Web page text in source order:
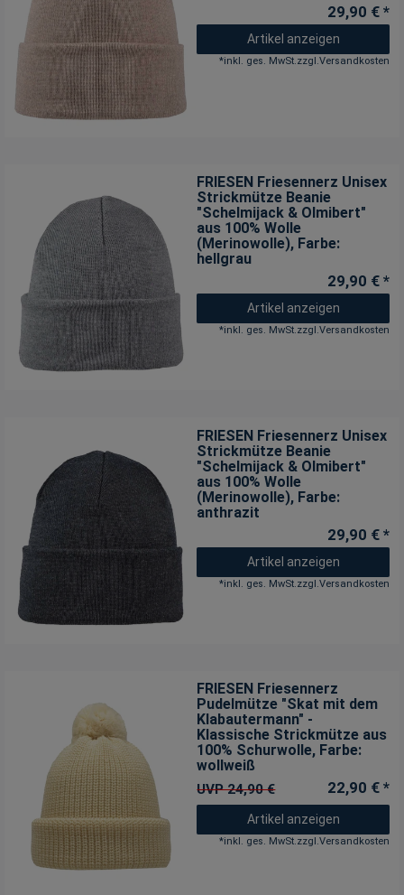
29,90 € *
Artikel anzeigen
*inkl. ges. MwSt.zzgl.Versandkosten
FRIESEN Friesennerz Unisex
Strickmütze Beanie
"Schelmijack & Olmibert"
aus 100% Wolle
(Merinowolle), Farbe:
hellgrau
29,90 € *
Artikel anzeigen
*inkl. ges. MwSt.zzgl.Versandkosten
FRIESEN Friesennerz Unisex
Strickmütze Beanie
"Schelmijack & Olmibert"
aus 100% Wolle
(Merinowolle), Farbe:
anthrazit
29,90 € *
Artikel anzeigen
*inkl. ges. MwSt.zzgl.Versandkosten
FRIESEN Friesennerz
Pudelmütze "Skat mit dem
Klabautermann" -
Klassische Strickmütze aus
100% Schurwolle, Farbe:
wollweiß
UVP 24,90 € 22,90 € *
Artikel anzeigen
*inkl. ges. MwSt.zzgl.Versandkosten